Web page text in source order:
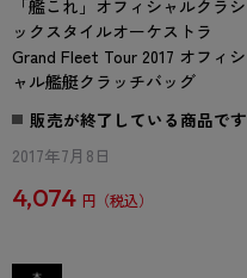
「艦これ」オフィシャルクラシ
ックスタイルオーケストラ
Grand Fleet Tour 2017 オフィシ
ャル艦艇クラッチバッグ
販売が終了している商品です
2017年7月8日
4,074 円